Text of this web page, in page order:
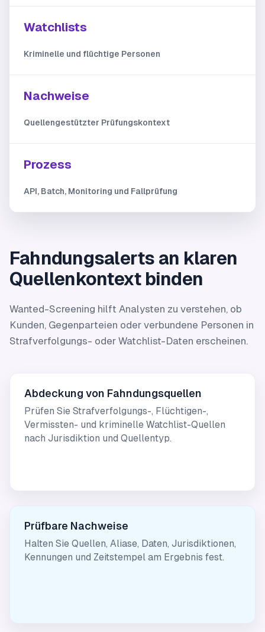
Watchlists
Kriminelle und flüchtige Personen
Nachweise
Quellengestützter Prüfungskontext
Prozess
API, Batch, Monitoring und Fallprüfung
Fahndungsalerts an klaren
Quellenkontext binden
Wanted-Screening hilft Analysten zu verstehen, ob
Kunden, Gegenparteien oder verbundene Personen in
Strafverfolgungs- oder Watchlist-Daten erscheinen.
Abdeckung von Fahndungsquellen
Prüfen Sie Strafverfolgungs-, Flüchtigen-,
Vermissten- und kriminelle Watchlist-Quellen
nach Jurisdiktion und Quellentyp.
Prüfbare Nachweise
Halten Sie Quellen, Aliase, Daten, Jurisdiktionen,
Kennungen und Zeitstempel am Ergebnis fest.